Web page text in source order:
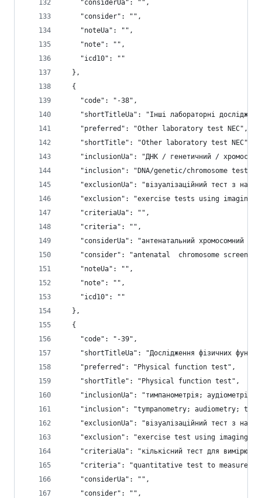
    "considerUa": "",
    "consider": "",
    "noteUa": "",
    "note": "",
    "icd10": ""
  },
  {
    "code": "-38",
"shortTitleUa": "Інші лабораторні
    "preferred": "Other laboratory test NEC",
    "shortTitle": "Other laboratory test NEC",
"inclusionUa": "ДНК / генетичний /
"inclusion": "DNA/genetic/chromosome test;
"exclusionUa": "візуалізаційний тест з
"exclusion": "exercise tests using imaging
    "criteriaUa": "",
    "criteria": "",
"considerUa": "антенатальний хромосомний
"consider": "antenatal  chromosome
    "noteUa": "",
    "note": "",
    "icd10": ""
  },
  {
    "code": "-39",
"shortTitleUa": "Дослідження фізичних
    "preferred": "Physical function test",
    "shortTitle": "Physical function test",
"inclusionUa": "тимпанометрія;
"inclusion": "tympanometry; audiometry;
"exclusionUa": "візуалізаційний тест з
"exclusion": "exercise test using imaging
"criteriaUa": "кількісний тест для
"criteria": "quantitative test to measure
    "considerUa": "",
    "consider": "",